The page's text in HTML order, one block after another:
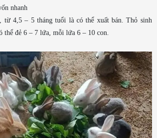
nhanh
từ 4,5 – 5 tháng tuổi là có thể xuất bán. Thỏ sinh
thể đẻ 6 – 7 lứa, mỗi lứa 6 – 10 con.